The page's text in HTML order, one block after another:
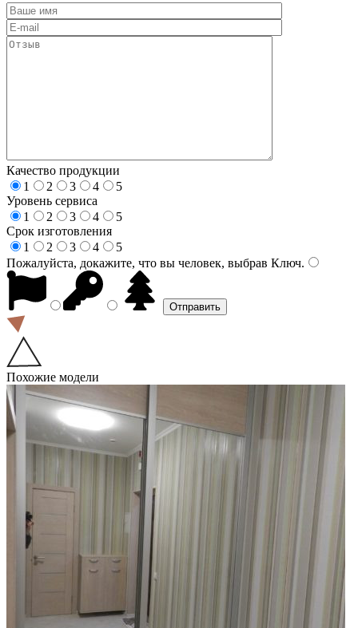
Качество продукции
1
2 3 4
5
Уровень сервиса
1
2 3 4
5
Срок изготовления
1
2 3 4
5
Пожалуйста, докажите, что вы человек, выбрав Ключ.
Похожие модели